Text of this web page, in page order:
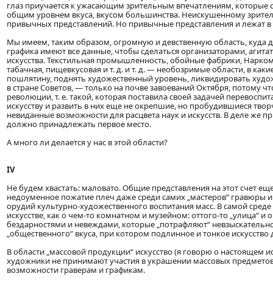
глаз приучается к ужасающим зрительным впечатлениям,
общим уровнем вкуса, вкусом большинства. Неискушенному
привычных представлений. Но привычные представления и лежат в
Мы имеем, таким образом, огромную и девственную область, куда
графика имеют все данные, чтобы сделаться организаторами,
искусства. Текстильная промышленность, обойные фабрики,
табачная, пищевкусовая и т. д. и т. д. — необозримые области, в
пошлятину, поднять художественный уровень, ликвидировать
в стране Советов, — только на почве завоеваний Октября, потому
революции, т. е. такой, которая поставила своей задачей
искусству и развить в них еще не окрепшие, но пробудившиеся
невиданные возможности для расцвета наук и искусств. В деле же
должно принадлежать первое место.
А много ли делается у нас в этой области?
IV
Не будем хвастать: маловато. Общие представления на этот счет
недоуменное пожатие плеч даже среди самих „мастеров“ гравюры
орудий культурно-художественного воспитания масс. В самой
искусстве, как о чем-то комнатном и музейном: оттого-то „улица“
бездарностями и невеждами, которые „потрафляют“
„общественного“ вкуса, при котором подлинное и тонкое
В области „массовой продукции“ искусство (я говорю о настоящем
художники не принимают участия в украшении массовых
возможности граверам и графикам.